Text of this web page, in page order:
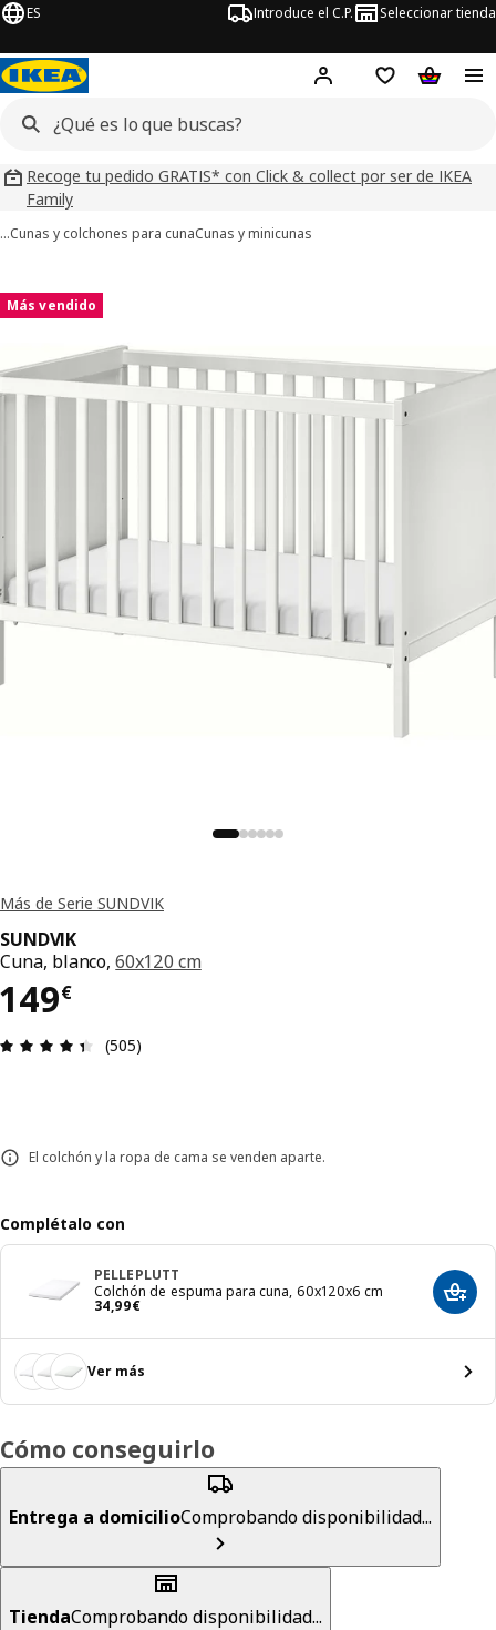
ES Introduce el C.P. Seleccionar tienda
Hej! Iniciar sesión
Lista de deseos
Carrito
Recoge tu pedido GRATIS* con Click & collect por ser de IKEA
Family
…Cunas y colchones para cunaCunas y minicunas
Más vendido
Más de Serie SUNDVIK
SUNDVIK
Cuna, blanco,60x120 cm
149€
El precio 149€
Reseña: 4.4 de 5 estrellas. Revisiones totales:
(505)
El colchón y la ropa de cama se venden aparte.
Complétalo con
PELLEPLUTT
Colchón de espuma para cuna, 60x120x6 cm
34,99€
El precio 34,99€
Ver más
Cómo conseguirlo
Entrega a domicilioComprobando disponibilidad...
TiendaComprobando disponibilidad...